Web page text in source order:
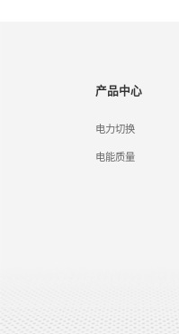
产品中心
电力切换
电能质量